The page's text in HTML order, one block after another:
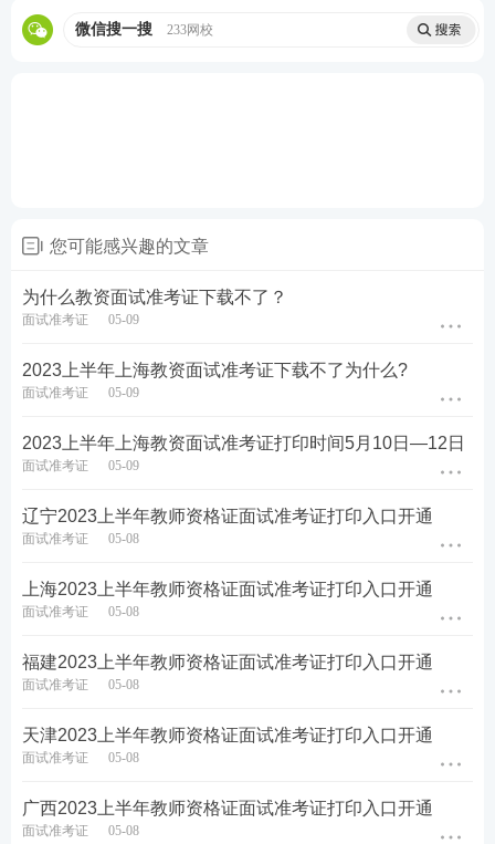
题，考生作答。
微信搜一搜 233网校
您可能感兴趣的文章
为什么教资面试准考证下载不了？
面试准考证 05-09
2023上半年上海教资面试准考证下载不了为什么?
面试准考证 05-09
2023上半年上海教资面试准考证打印时间5月10日—12日
面试准考证 05-09
辽宁2023上半年教师资格证面试准考证打印入口开通
面试准考证 05-08
上海2023上半年教师资格证面试准考证打印入口开通
面试准考证 05-08
福建2023上半年教师资格证面试准考证打印入口开通
面试准考证 05-08
天津2023上半年教师资格证面试准考证打印入口开通
面试准考证 05-08
广西2023上半年教师资格证面试准考证打印入口开通
面试准考证 05-08